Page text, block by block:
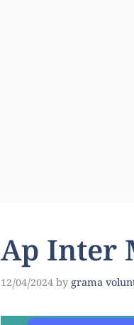
Ap Inter
12/04/2024 by grama